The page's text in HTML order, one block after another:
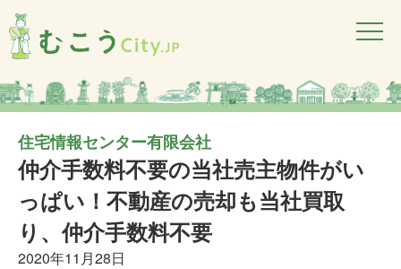
住宅情報センター有限会社
仲介手数料不要の当社売主物件がい
っぱい！不動産の売却も当社買取
り、仲介手数料不要
2020年11月28日